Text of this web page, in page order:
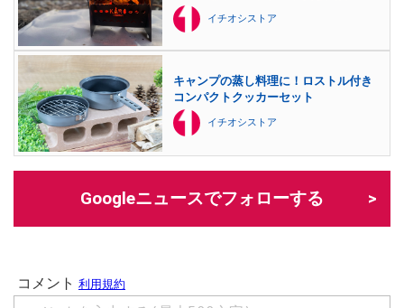
イチオシストア
キャンプの蒸し料理に！ロストル付き
コンパクトクッカーセット
イチオシストア
Googleニュースでフォローする